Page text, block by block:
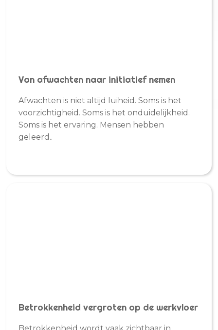
Van afwachten naar initiatief nemen
Afwachten is niet altijd luiheid. Soms is het
voorzichtigheid. Soms is het onduidelijkheid.
Soms is het ervaring. Mensen hebben
geleerd..
Betrokkenheid vergroten op de werkvloer
Betrokkenheid wordt vaak zichtbaar in